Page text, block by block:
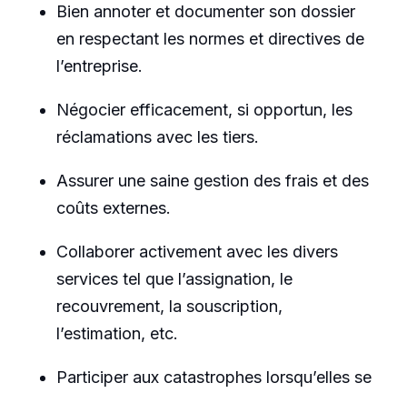
Bien annoter et documenter son dossier
en respectant les normes et directives de
l’entreprise.
Négocier efficacement, si opportun, les
réclamations avec les tiers.
Assurer une saine gestion des frais et des
coûts externes.
Collaborer activement avec les divers
services tel que l’assignation, le
recouvrement, la souscription,
l’estimation, etc.
Participer aux catastrophes lorsqu’elles se